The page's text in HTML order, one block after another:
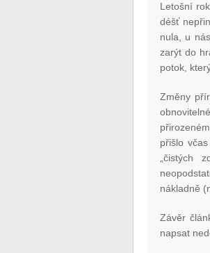
Letošní
déšť
nula, u
zarýt do
potok,
Změny
přišlo
„čistých
nákladně
Závěr
napsat